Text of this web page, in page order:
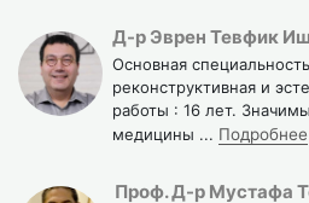
Д-р Эврен Тевфик
Основная
реконструктивная и
работы : 16 лет.
медицины ... Подробнее
Проф. Д-р Мустафа